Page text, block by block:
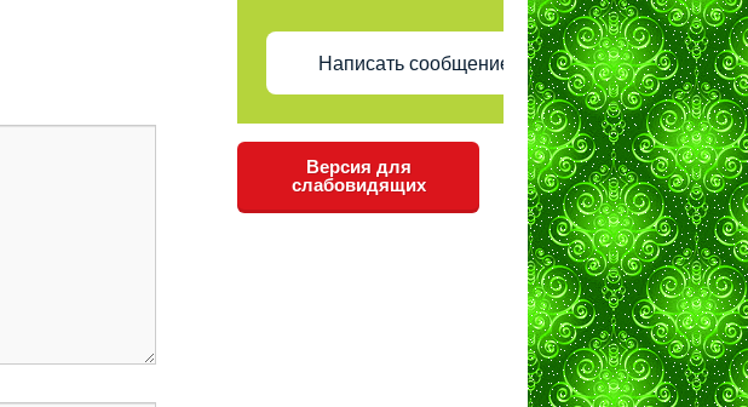
Написать сообщение
Версия для
слабовидящих